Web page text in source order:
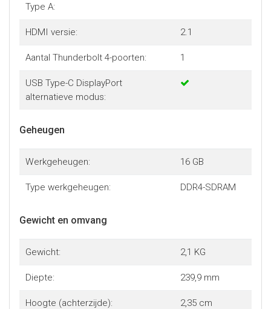
Type A:
HDMI versie: 2.1
Aantal Thunderbolt 4-poorten: 1
USB Type-C DisplayPort
alternatieve modus:
Geheugen
Werkgeheugen: 16 GB
Type werkgeheugen: DDR4-SDRAM
Gewicht en omvang
Gewicht: 2,1 KG
Diepte: 239,9 mm
Hoogte (achterzijde): 2,35 cm